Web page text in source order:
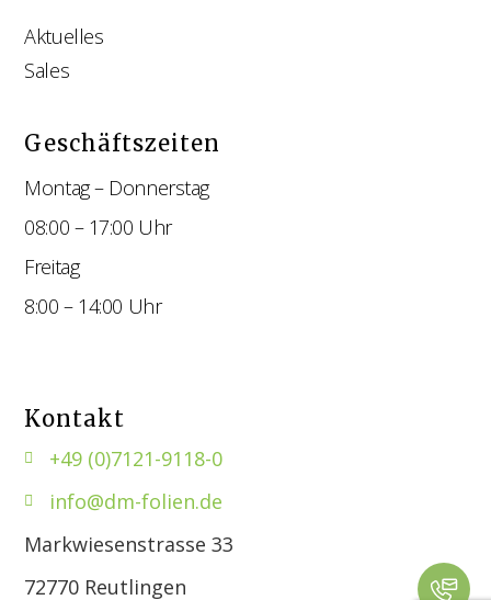
Aktuelles
Sales
Geschäftszeiten
Montag – Donnerstag
08:00 – 17:00 Uhr
Freitag
8:00 – 14:00 Uhr
Kontakt
+49 (0)7121-9118-0
info@dm-folien.de
Markwiesenstrasse 33
72770 Reutlingen